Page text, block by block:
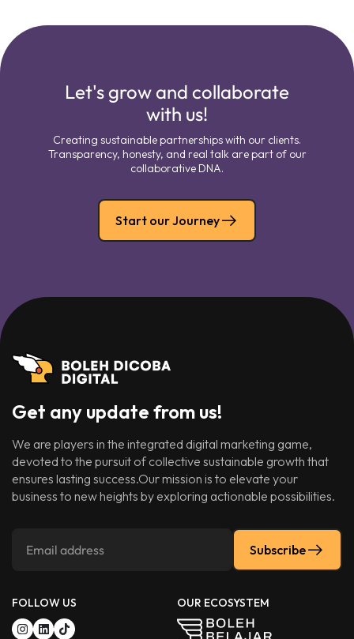
Let's grow and collaborate
with us!
Creating sustainable partnerships with our clients.
Transparency, honesty, and real talk are part of our
collaborative DNA.
Start our Journey
Get any update from us!
We are players in the integrated digital marketing game,
devoted to the pursuit of collective sustainable growth that
ensures lasting success.Our mission is to elevate your
business to new heights by exploring actionable possibilities.
Subscribe
FOLLOW US OUR ECOSYSTEM